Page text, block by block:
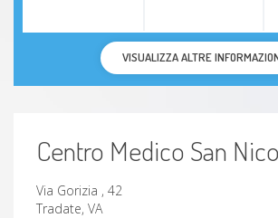
VISUALIZZA ALTRE
Centro Medico San
Via Gorizia , 42
Tradate, VA